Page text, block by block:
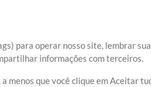
para operar nosso site, lembrar
informações com terceiros.
menos que você clique em Aceitar